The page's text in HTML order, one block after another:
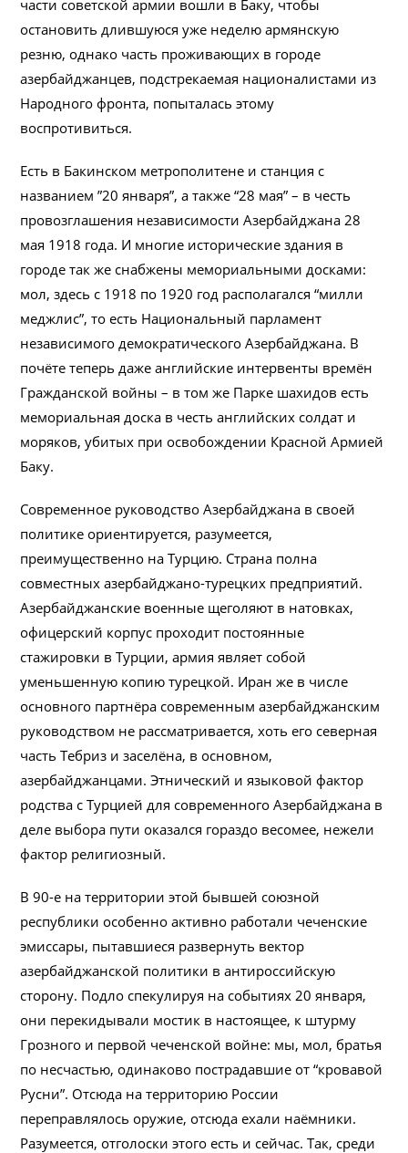
части советской армии вошли в Баку, чтобы
остановить длившуюся уже неделю армянскую
резню, однако часть проживающих в городе
азербайджанцев, подстрекаемая националистами из
Народного фронта, попыталась этому
воспротивиться.
Есть в Бакинском метрополитене и станция с
названием ”20 января”, а также “28 мая” – в честь
провозглашения независимости Азербайджана 28
мая 1918 года. И многие исторические здания в
городе так же снабжены мемориальными досками:
мол, здесь с 1918 по 1920 год располагался “милли
меджлис”, то есть Национальный парламент
независимого демократического Азербайджана. В
почёте теперь даже английские интервенты времён
Гражданской войны – в том же Парке шахидов есть
мемориальная доска в честь английских солдат и
моряков, убитых при освобождении Красной Армией
Баку.
Современное руководство Азербайджана в своей
политике ориентируется, разумеется,
преимущественно на Турцию. Страна полна
совместных азербайджано-турецких предприятий.
Азербайджанские военные щеголяют в натовках,
офицерский корпус проходит постоянные
стажировки в Турции, армия являет собой
уменьшенную копию турецкой. Иран же в числе
основного партнёра современным азербайджанским
руководством не рассматривается, хоть его северная
часть Тебриз и заселёна, в основном,
азербайджанцами. Этнический и языковой фактор
родства с Турцией для современного Азербайджана в
деле выбора пути оказался гораздо весомее, нежели
фактор религиозный.
В 90-е на территории этой бывшей союзной
республики особенно активно работали чеченские
эмиссары, пытавшиеся развернуть вектор
азербайджанской политики в антироссийскую
сторону. Подло спекулируя на событиях 20 января,
они перекидывали мостик в настоящее, к штурму
Грозного и первой чеченской войне: мы, мол, братья
по несчастью, одинаково пострадавшие от “кровавой
Русни”. Отсюда на территорию России
переправлялось оружие, отсюда ехали наёмники.
Разумеется, отголоски этого есть и сейчас. Так, среди